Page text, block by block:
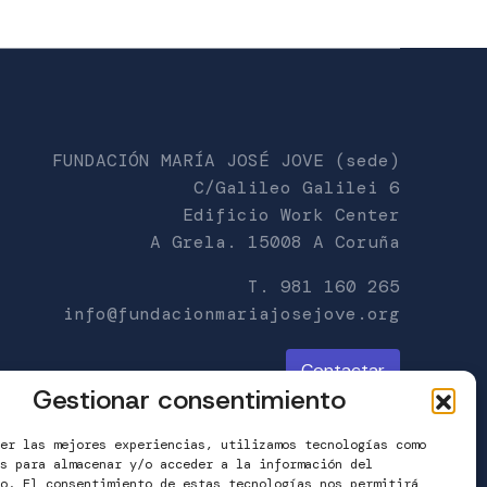
Gestionar consentimiento
las mejores experiencias, utilizamos tecnologías como
para almacenar y/o acceder a la información del
FUNDACIÓN MARÍA JOSÉ JOVE (sede)
C/Galileo Galilei 6
Edificio Work Center
A Grela. 15008 A Coruña
T. 981 160 265
info@fundacionmariajosejove.org
Contactar